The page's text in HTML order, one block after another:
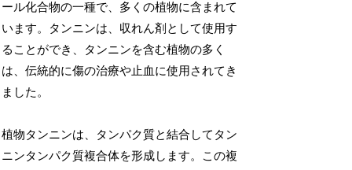
ール化合物の一種で、多くの植物に含まれて
います。タンニンは、収れん剤として使用す
ることができ、タンニンを含む植物の多く
は、伝統的に傷の治療や止血に使用されてき
ました。
植物タンニンは、タンパク質と結合してタン
ニンタンパク質複合体を形成します。この複